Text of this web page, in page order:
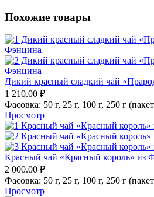
Похожие товары
Дикий красный сладкий чай
1 210.00 ₽
Фасовка: 50 г, 25 г, 100 г, 250 г
Просмотр
Красный чай «Красный король» из
2 000.00 ₽
Фасовка: 50 г, 25 г, 100 г, 250 г
Просмотр